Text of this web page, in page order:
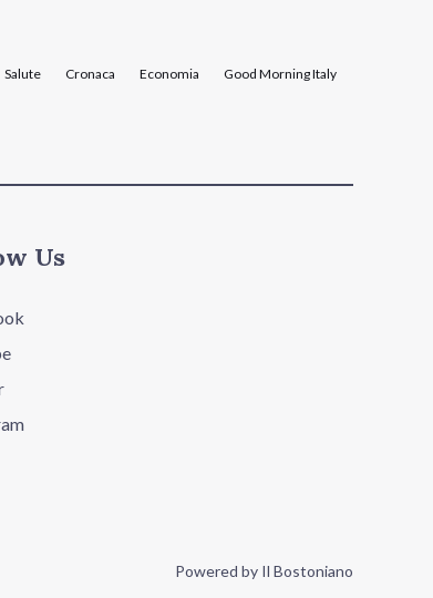
Salute Cronaca Economia Good Morning Italy
Us
Powered by Il Bostoniano